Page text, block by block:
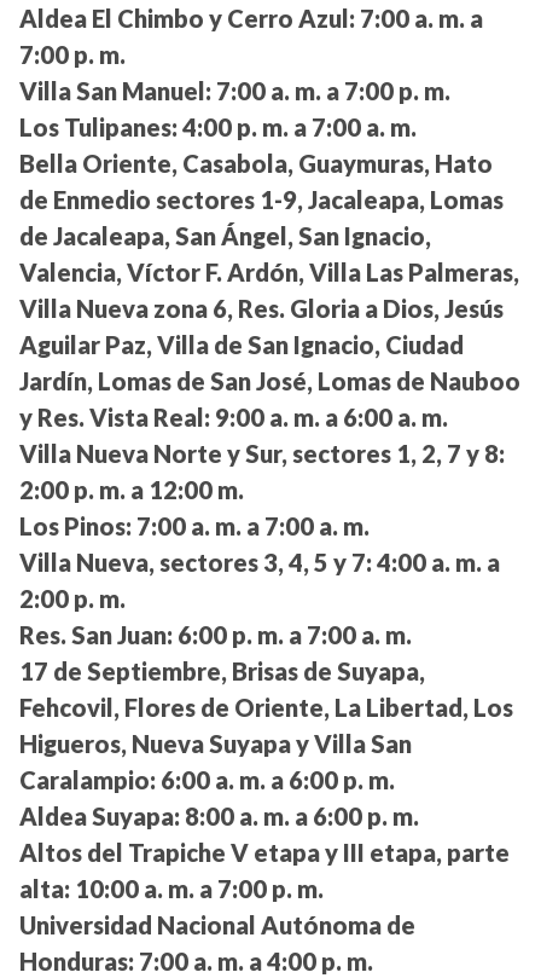
Aldea El Chimbo y Cerro Azul: 7:00 a. m. a
7:00 p. m.
Villa San Manuel: 7:00 a. m. a 7:00 p. m.
Los Tulipanes: 4:00 p. m. a 7:00 a. m.
Bella Oriente, Casabola, Guaymuras, Hato
de Enmedio sectores 1-9, Jacaleapa, Lomas
de Jacaleapa, San Ángel, San Ignacio,
Valencia, Víctor F. Ardón, Villa Las Palmeras,
Villa Nueva zona 6, Res. Gloria a Dios, Jesús
Aguilar Paz, Villa de San Ignacio, Ciudad
Jardín, Lomas de San José, Lomas de Nauboo
y Res. Vista Real: 9:00 a. m. a 6:00 a. m.
Villa Nueva Norte y Sur, sectores 1, 2, 7 y 8:
2:00 p. m. a 12:00 m.
Los Pinos: 7:00 a. m. a 7:00 a. m.
Villa Nueva, sectores 3, 4, 5 y 7: 4:00 a. m. a
2:00 p. m.
Res. San Juan: 6:00 p. m. a 7:00 a. m.
17 de Septiembre, Brisas de Suyapa,
Fehcovil, Flores de Oriente, La Libertad, Los
Higueros, Nueva Suyapa y Villa San
Caralampio: 6:00 a. m. a 6:00 p. m.
Aldea Suyapa: 8:00 a. m. a 6:00 p. m.
Altos del Trapiche V etapa y III etapa, parte
alta: 10:00 a. m. a 7:00 p. m.
Universidad Nacional Autónoma de
Honduras: 7:00 a. m. a 4:00 p. m.